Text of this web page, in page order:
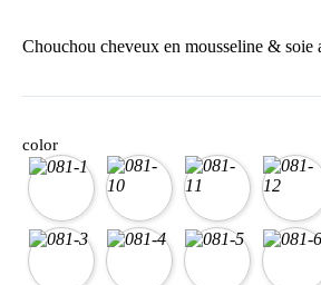
Chouchou cheveux en mousseline & soie
color